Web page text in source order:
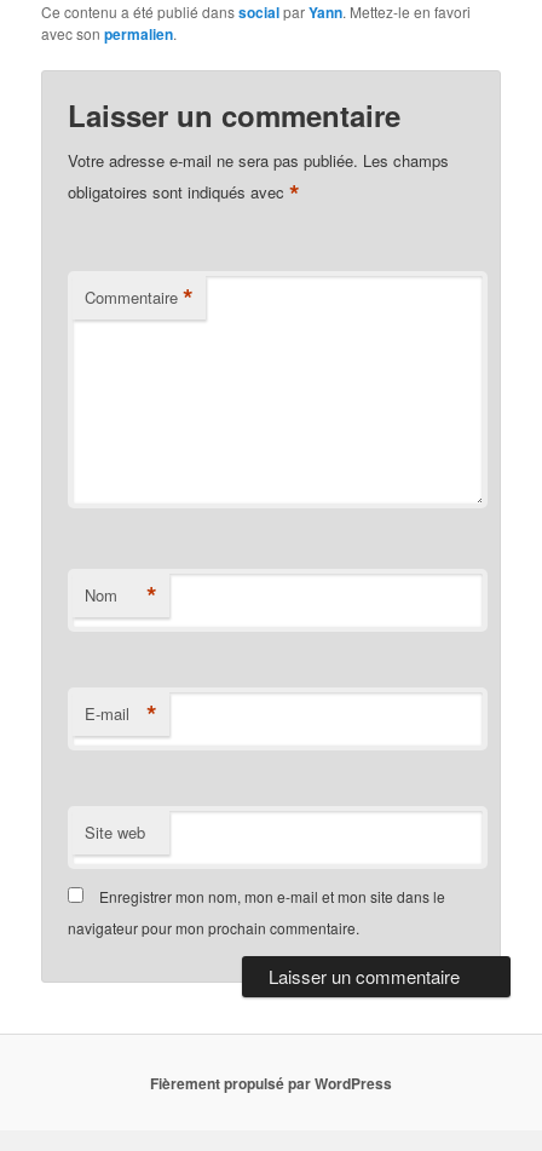
Ce contenu a été publié danssocialparYann. Mettez-le en favori
avec sonpermalien.
Laisser un commentaire
Votre adresse e-mail ne sera pas publiée. Les champs
obligatoires sont indiqués avec*
Commentaire *
Nom *
E-mail *
Site web
Enregistrer mon nom, mon e-mail et mon site dans le
navigateur pour mon prochain commentaire.
Fièrement propulsé par WordPress